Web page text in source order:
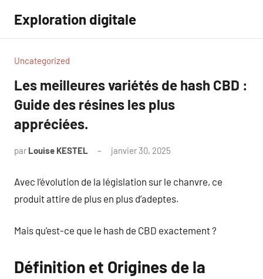
contenu
Exploration digitale
Uncategorized
Les meilleures variétés de hash CBD :
Guide des résines les plus
appréciées.
par Louise KESTEL janvier 30, 2025
Avec l’évolution de la législation sur le chanvre, ce
produit attire de plus en plus d’adeptes.
Mais qu’est-ce que le hash de CBD exactement ?
Définition et Origines de la